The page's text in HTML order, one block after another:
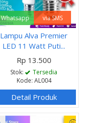
Whatsapp via SMS
Lampu Alva Premier
LED 11 Watt Puti...
Rp 13.500
Stok:
Tersedia
Kode: AL004
Detail Produk